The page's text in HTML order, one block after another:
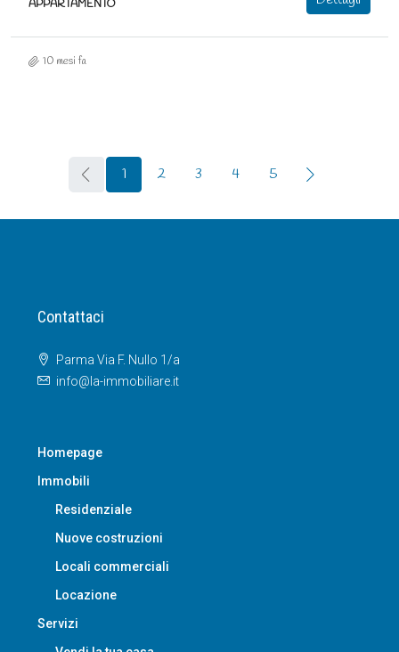
APPARTAMENTO
10 mesi fa
1 2 3 4 5
Contattaci
Parma Via F. Nullo 1/a
info@la-immobiliare.it
Homepage
Immobili
Residenziale
Nuove costruzioni
Locali commerciali
Locazione
Servizi